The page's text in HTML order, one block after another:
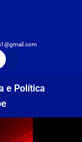
e Política